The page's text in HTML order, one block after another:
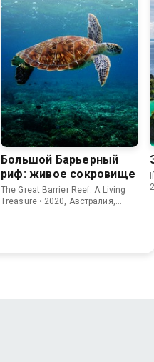
Большой Барьерный
риф: живое сокровище
The Great Barrier Reef: A Living
Treasure • 2020, Австралия,